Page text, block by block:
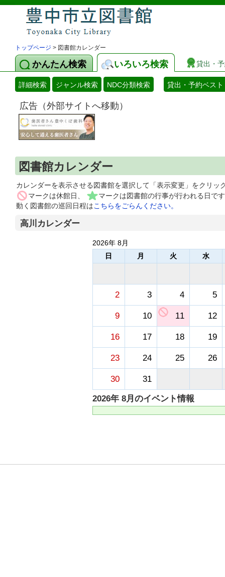
トップページ > 図書館カレンダー
かんたん検索 いろいろ検索 貸出・
詳細検索 ジャンル検索 NDC分類検索 貸出・予約ベスト
広告（外部サイトへ移動）
図書館カレンダー
カレンダーを表示させる図書館を選択して「表示変更」をクリッ
マークは休館日、
マークは図書館の行事が行われる日で
動く図書館の巡回日程はこちらをごらんください。
高川カレンダー
2026年 8月
日
月 火 水
2 3 4 5
9 10 11 12
16 17 18 19
23 24 25 26
30
31
2026年 8月のイベント情報